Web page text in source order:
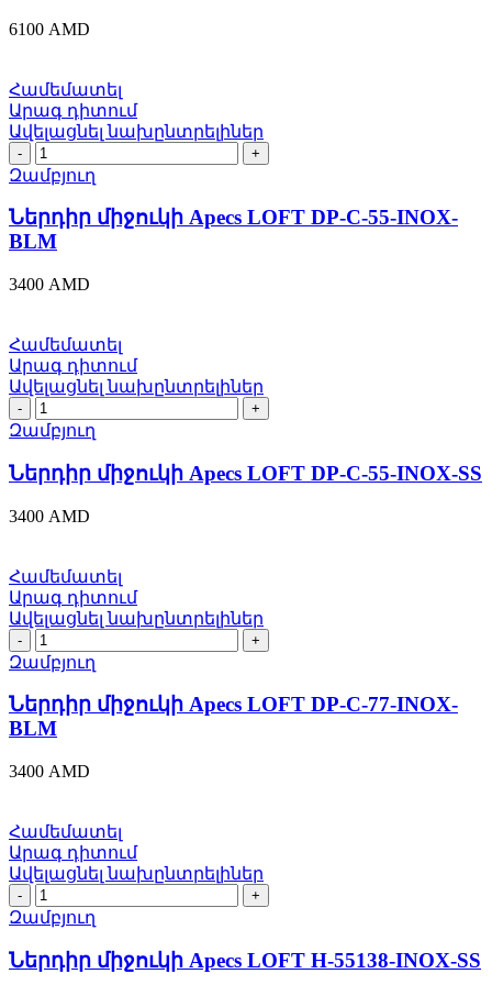
BLM
6100 AMD
Համեմատել
Արագ դիտում
Ավելացնել նախընտրելիներ
Ներդիր
միջուկի
Apecs
LOFT
DP-
C-
INOX-
Զամբյուղ
Ներդիր միջուկի Apecs LOFT DP-C-55-INOX-
BLM
3400 AMD
Համեմատել
Արագ դիտում
Ավելացնել նախընտրելիներ
Ներդիր
միջուկի
Apecs
LOFT
DP-
C-
55-
SS
quantity
Զամբյուղ
Ներդիր միջուկի Apecs LOFT DP-C-55-INOX-SS
3400 AMD
Համեմատել
Արագ դիտում
Ավելացնել նախընտրելիներ
Ներդիր
միջուկի
Apecs
LOFT
DP-
C-
INOX-
Զամբյուղ
Ներդիր միջուկի Apecs LOFT DP-C-77-INOX-
BLM
3400 AMD
Համեմատել
Արագ դիտում
Ավելացնել նախընտրելիներ
Ներդիր
միջուկի
Apecs
LOFT
H-
Զամբյուղ
Ներդիր միջուկի Apecs LOFT H-55138-INOX-SS